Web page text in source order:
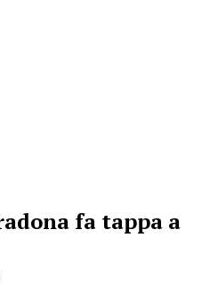
fa tappa a